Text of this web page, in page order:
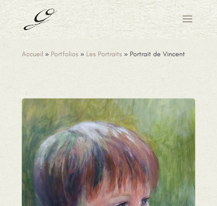
Accueil » Portfolios » Les Portraits » Portrait de Vincent